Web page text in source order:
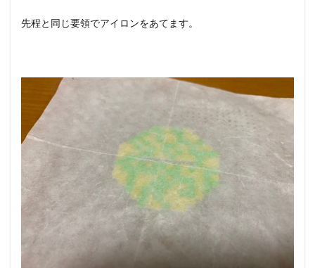
先程と同じ要領でアイロンをあてます。